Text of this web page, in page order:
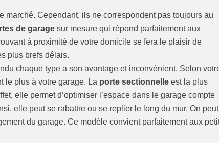
marché. Cependant, ils ne correspondent pas toujours au
de garage sur mesure qui répond parfaitement aux
à proximité de votre domicile se fera le plaisir de
plus brefs délais.
chaque type a son avantage et inconvénient. Selon
le plus à votre garage. La porte sectionnelle est la plus
elle permet d’optimiser l’espace dans le garage compte
elle peut se rabattre ou se replier le long du mur. On peut
du garage. Ce modèle convient parfaitement aux